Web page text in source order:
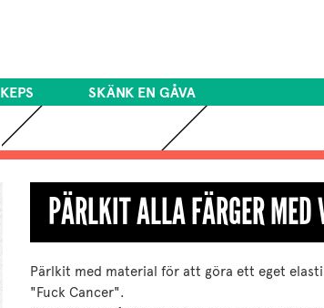
KEPS SKÄNK EN GÅVA
PÄRLKIT ALLA FÄRGER
Pärlkit med material för att göra ett eget
"Fuck Cancer".